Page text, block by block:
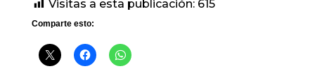
Visitas a esta publicación: 615
Comparte esto: